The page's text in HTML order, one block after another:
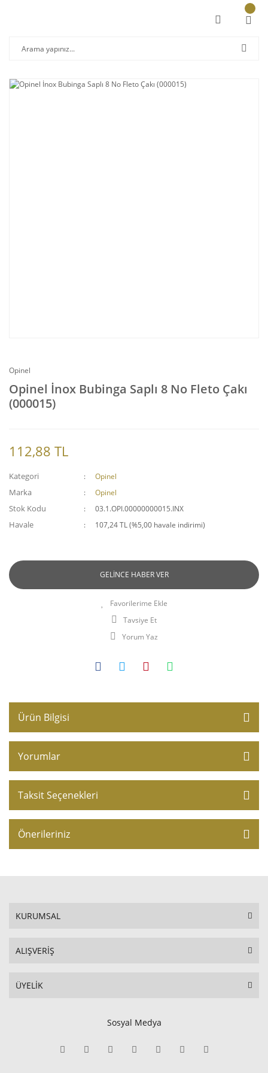
Opinel
Opinel İnox Bubinga Saplı 8 No Fleto Çakı
(000015)
112,88 TL
Kategori Opinel
Marka Opinel
Stok Kodu 03.1.OPI.00000000015.INX
Havale 107,24 TL (%5,00 havale indirimi)
GELİNCE HABER VER
Tavsiye Et
Yorum Yaz
Ürün Bilgisi
Yorumlar
Taksit Seçenekleri
Önerileriniz
KURUMSAL
ALIŞVERİŞ
ÜYELİK
Sosyal Medya